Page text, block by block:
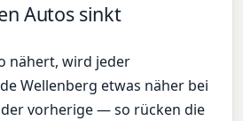
Autos sinkt
nähert, wird jeder
Wellenberg etwas näher bei
vorherige — so rücken die